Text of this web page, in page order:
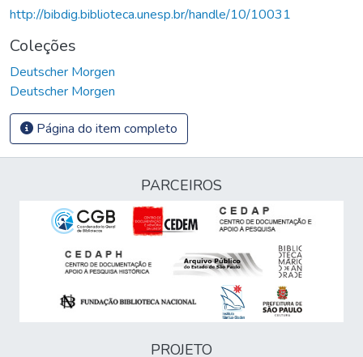
http://bibdig.biblioteca.unesp.br/handle/10/10031
Coleções
Deutscher Morgen
Deutscher Morgen
Página do item completo
PARCEIROS
PROJETO